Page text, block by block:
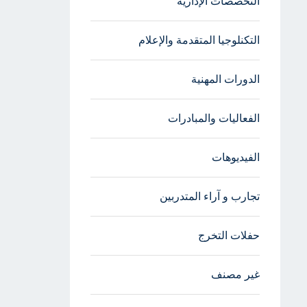
التكنلوجيا المتقدمة والإعلام
الدورات المهنية
الفعاليات والمبادرات
الفيديوهات
تجارب و آراء المتدربين
حفلات التخرج
غير مصنف